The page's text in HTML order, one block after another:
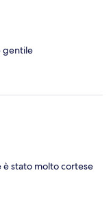
gentile
è stato molto cortese